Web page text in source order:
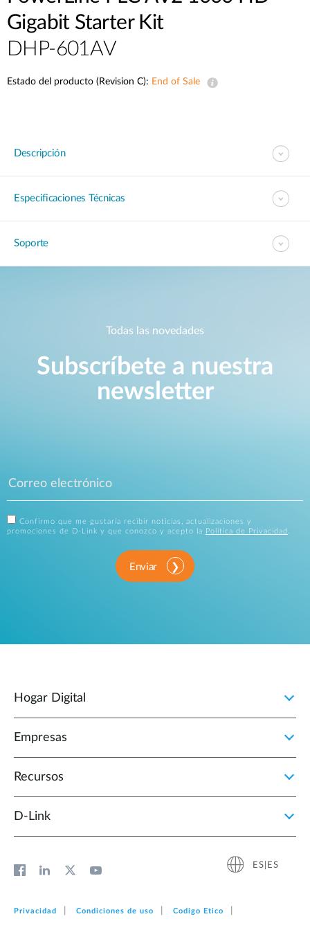
Gigabit Starter Kit
DHP-601AV
Estado del producto (Revision C): End of Sale
Descripción
Especificaciones Técnicas
Soporte
Todas las novedades
Subscríbete a nuestra
newsletter
Confirmo que me gustaría recibir noticias, actualizaciones y
promociones de D-Link y que conozco y acepto la
Política de Privacidad .
Enviar
Hogar Digital
Empresas
Recursos
D‑Link
ES|ES
Privacidad Condiciones de uso Codigo Etico